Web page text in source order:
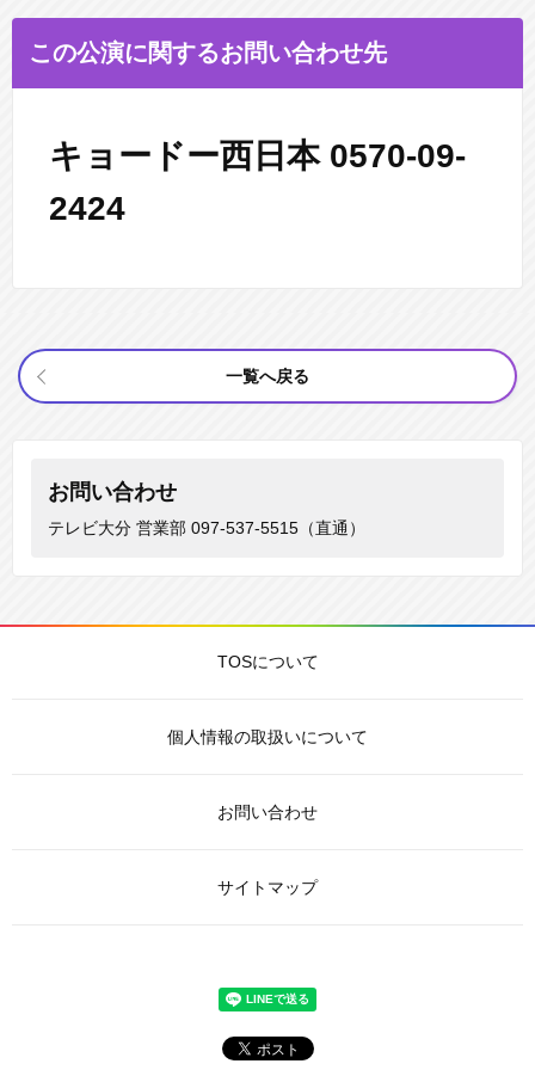
この公演に関するお問い合わせ先
キョードー西日本 0570-09-
2424
一覧へ戻る
お問い合わせ
テレビ大分 営業部 097-537-5515（直通）
TOSについて
個人情報の取扱いについて
お問い合わせ
サイトマップ